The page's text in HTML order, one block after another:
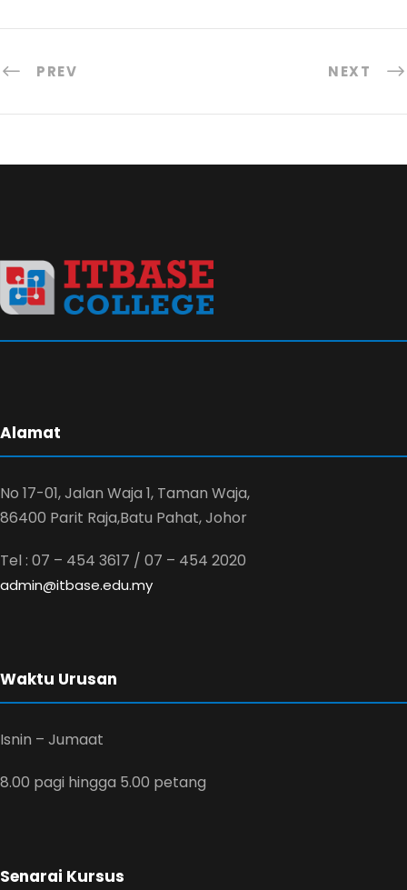
PREV NEXT
Alamat
No 17-01, Jalan Waja 1, Taman Waja,
86400 Parit Raja,Batu Pahat, Johor
Tel : 07 – 454 3617 / 07 – 454 2020
admin@itbase.edu.my
Waktu Urusan
Isnin – Jumaat
8.00 pagi hingga 5.00 petang
Senarai Kursus